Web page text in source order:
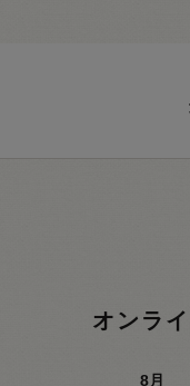
オンラ
8月